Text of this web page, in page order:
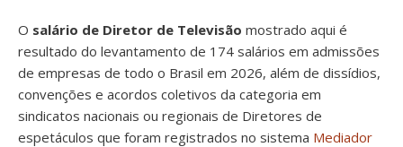
O salário de Diretor de Televisão mostrado aqui é
resultado do levantamento de 174 salários em admissões
de empresas de todo o Brasil em 2026, além de dissídios,
convenções e acordos coletivos da categoria em
sindicatos nacionais ou regionais de Diretores de
espetáculos que foram registrados no sistema Mediador